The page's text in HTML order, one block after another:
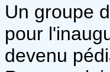
Un groupe
pour
devenu